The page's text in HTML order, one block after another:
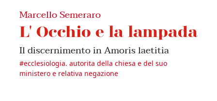
Marcello Semeraro
L' Occhio e la lampada
Il discernimento in Amoris laetitia
#ecclesiologia. autorita della chiesa e del suo
ministero e relativa negazione